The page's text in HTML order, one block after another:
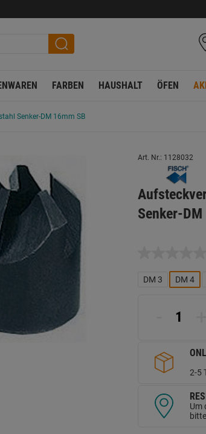
FARBEN HAUSHALT ÖFEN
Senker-DM 16mm SB
Art. Nr.: 1128032
Senker-
DM 3 DM 4
2-5
Um